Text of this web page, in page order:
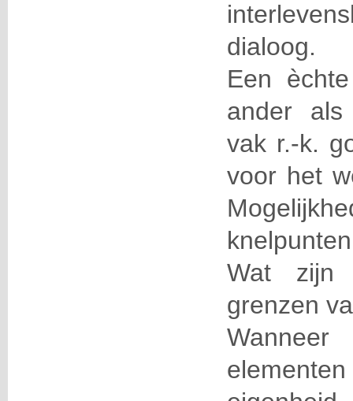
dialoog.
Een
ander
vak r.-k.
voor het
Wat
grenzen